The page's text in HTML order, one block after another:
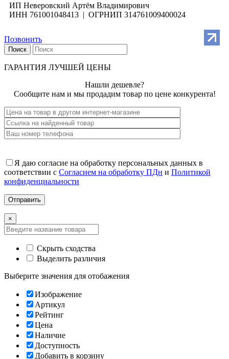
ИП Неверовский Артём Владимирович
ИНН 761001048413 | ОГРНИП 314761009400024
Позвонить
Поиск
ГАРАНТИЯ ЛУЧШЕЙ ЦЕНЫ
Нашли дешевле?
Сообщите нам и мы продадим товар по цене конкурента!
Я даю согласие на обработку персональных данных в
соответствии с Согласием на обработку ПДн и Политикой
конфиденциальности
×
Скрыть сходства
Выделить различия
Выберите значения для отобажения
Изображение
Артикул
Рейтинг
Цена
Наличие
Доступность
Добавить в корзину